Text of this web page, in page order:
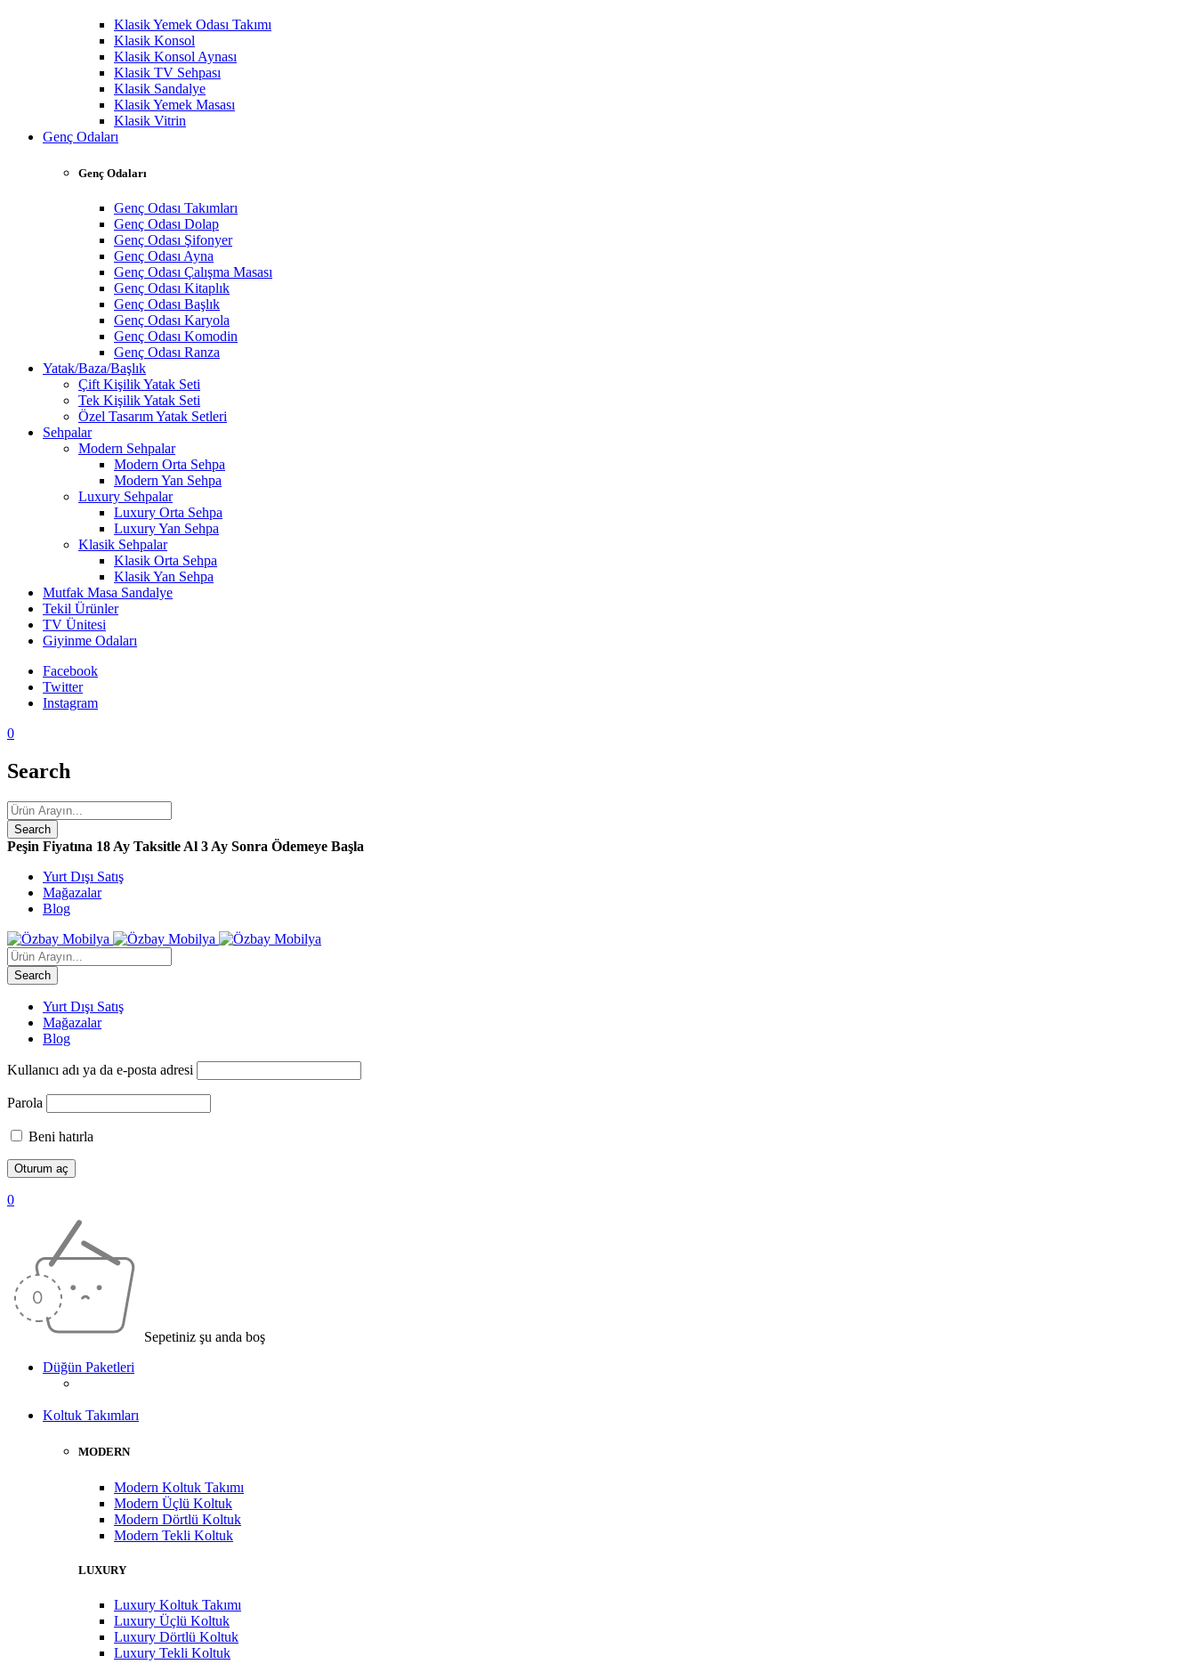
Klasik Yemek Odası Takımı
Klasik Konsol
Klasik Konsol Aynası
Klasik TV Sehpası
Klasik Sandalye
Klasik Yemek Masası
Klasik Vitrin
Genç Odaları
Genç Odaları
Genç Odası Takımları
Genç Odası Dolap
Genç Odası Şifonyer
Genç Odası Ayna
Genç Odası Çalışma Masası
Genç Odası Kitaplık
Genç Odası Başlık
Genç Odası Karyola
Genç Odası Komodin
Genç Odası Ranza
Yatak/Baza/Başlık
Çift Kişilik Yatak Seti
Tek Kişilik Yatak Seti
Özel Tasarım Yatak Setleri
Sehpalar
Modern Sehpalar
Modern Orta Sehpa
Modern Yan Sehpa
Luxury Sehpalar
Luxury Orta Sehpa
Luxury Yan Sehpa
Klasik Sehpalar
Klasik Orta Sehpa
Klasik Yan Sehpa
Mutfak Masa Sandalye
Tekil Ürünler
TV Ünitesi
Giyinme Odaları
Facebook
Twitter
Instagram
0
Search
Peşin Fiyatına 18 Ay Taksitle Al 3 Ay Sonra Ödemeye Başla
Yurt Dışı Satış
Mağazalar
Blog
Yurt Dışı Satış
Mağazalar
Blog
Kullanıcı adı ya da e-posta adresi
Parola
Beni hatırla
0
Sepetiniz şu anda boş
Düğün Paketleri
Koltuk Takımları
MODERN
Modern Koltuk Takımı
Modern Üçlü Koltuk
Modern Dörtlü Koltuk
Modern Tekli Koltuk
LUXURY
Luxury Koltuk Takımı
Luxury Üçlü Koltuk
Luxury Dörtlü Koltuk
Luxury Tekli Koltuk